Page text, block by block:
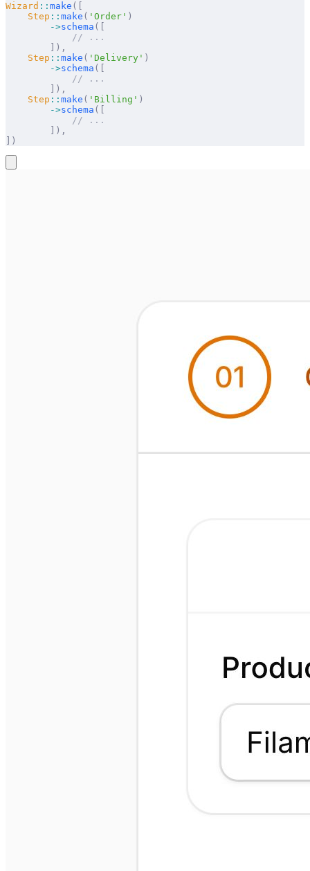
Wizard :: make ([
    Step
:: make ( 'Order' )
        ->
schema ([
            // ...
        ]),
    Step
:: make ( 'Delivery' )
        ->
schema ([
            // ...
        ]),
    Step
:: make ( 'Billing' )
        ->
schema ([
            // ...
        ]),
])